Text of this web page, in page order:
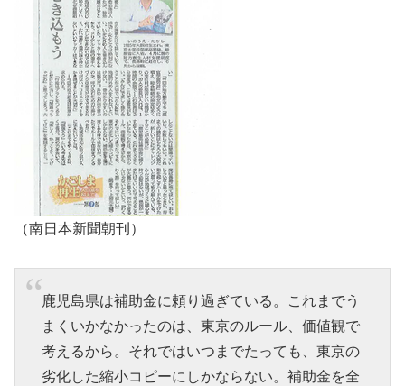
（南日本新聞朝刊）
鹿児島県は補助金に頼り過ぎている。これまでう
まくいかなかったのは、東京のルール、価値観で
考えるから。それではいつまでたっても、東京の
劣化した縮小コピーにしかならない。補助金を全